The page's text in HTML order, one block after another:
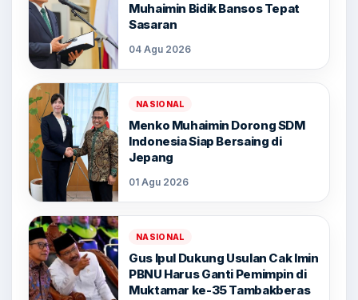
Muhaimin Bidik Bansos Tepat
Sasaran
04 Agu 2026
NASIONAL
Menko Muhaimin Dorong SDM
Indonesia Siap Bersaing di
Jepang
01 Agu 2026
NASIONAL
Gus Ipul Dukung Usulan Cak Imin
PBNU Harus Ganti Pemimpin di
Muktamar ke-35 Tambakberas